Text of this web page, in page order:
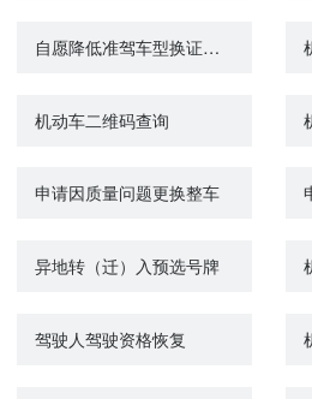
自愿降低准驾车型换证、驾驶人信息变化换证、驾驶证损毁遗失换证、
机动车二维码查询
申请因质量问题更换整车
异地转（迁）入预选号牌
驾驶人驾驶资格恢复